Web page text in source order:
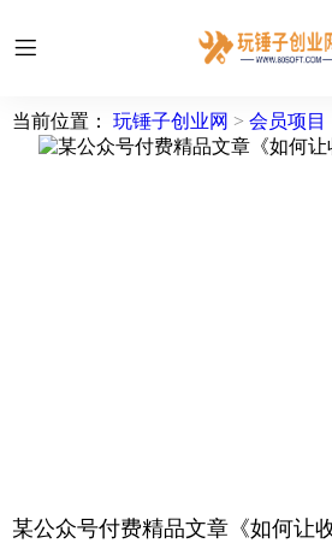
当前位置： 玩锤子创业网 > 会员项目
某公众号付费精品文章《如何让